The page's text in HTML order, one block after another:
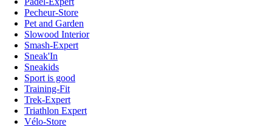
Pecheur-Store
Pet and Garden
Slowood Interior
Smash-Expert
Sneak'In
Sneakids
Sport is good
Training-Fit
Trek-Expert
Triathlon Expert
Vélo-Store